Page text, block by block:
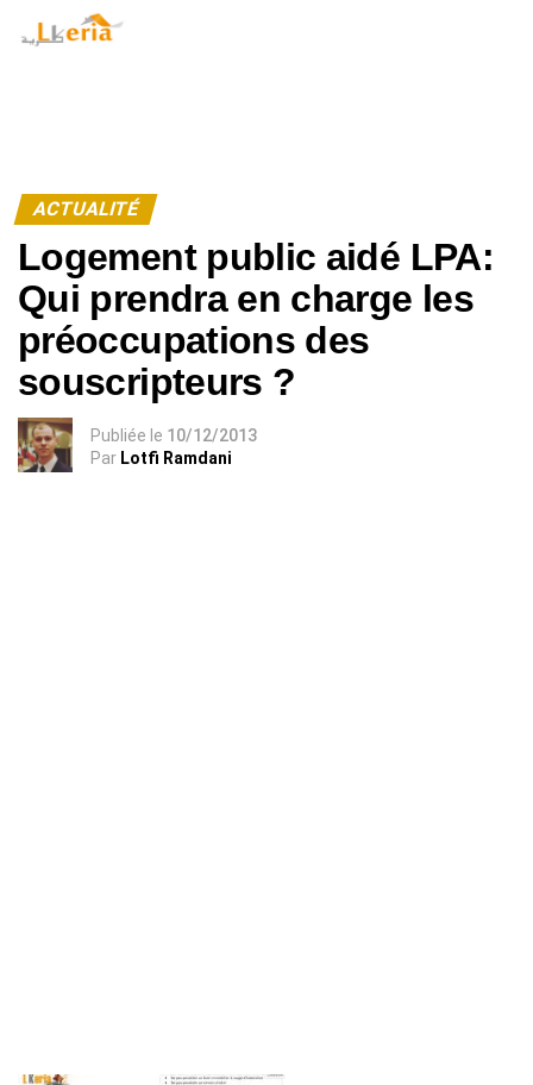
Warning: Undefined array key "id_user" in
/home/lkeria/public_html/model-amp.php
ACTUALITÉ
Logement public aidé LPA:
Qui prendra en charge les
préoccupations des
souscripteurs ?
Publiée le 10/12/2013
Par Lotfi Ramdani